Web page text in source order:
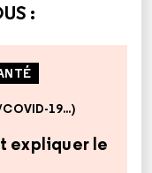
:
19...)
expliquer le